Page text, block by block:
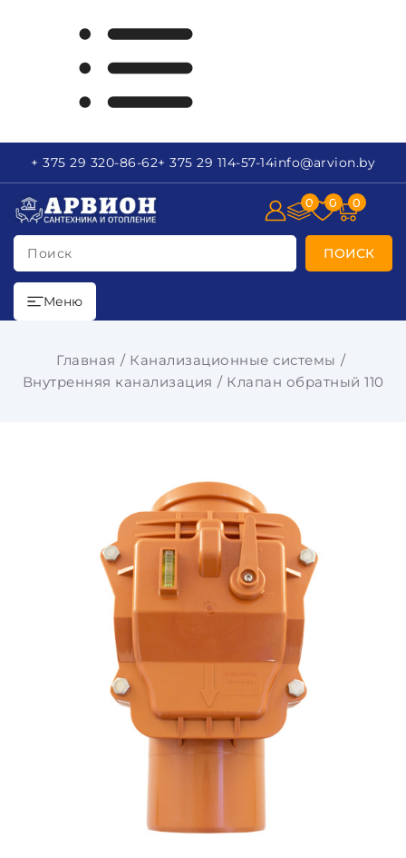
+ 375 29 320-86-62+ 375 29 114-57-14info@arvion.by
Поиск ПОИСК
0 0 0
Меню
Главная
Канализационные системы
Внутренняя канализация
Клапан обратный 110